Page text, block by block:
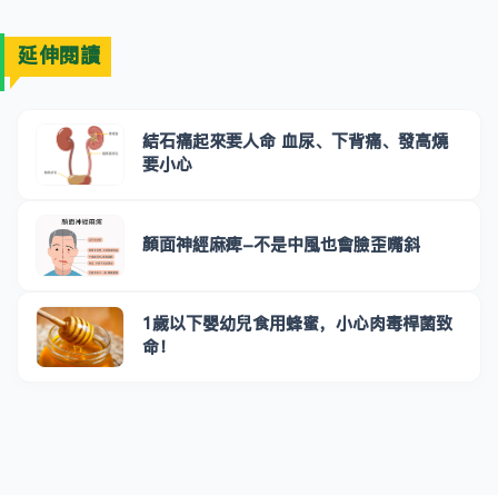
延伸閱讀
結石痛起來要人命 血尿、下背痛、發高燒
要小心
顏面神經麻痺-不是中風也會臉歪嘴斜
1歲以下嬰幼兒食用蜂蜜，小心肉毒桿菌致
命！